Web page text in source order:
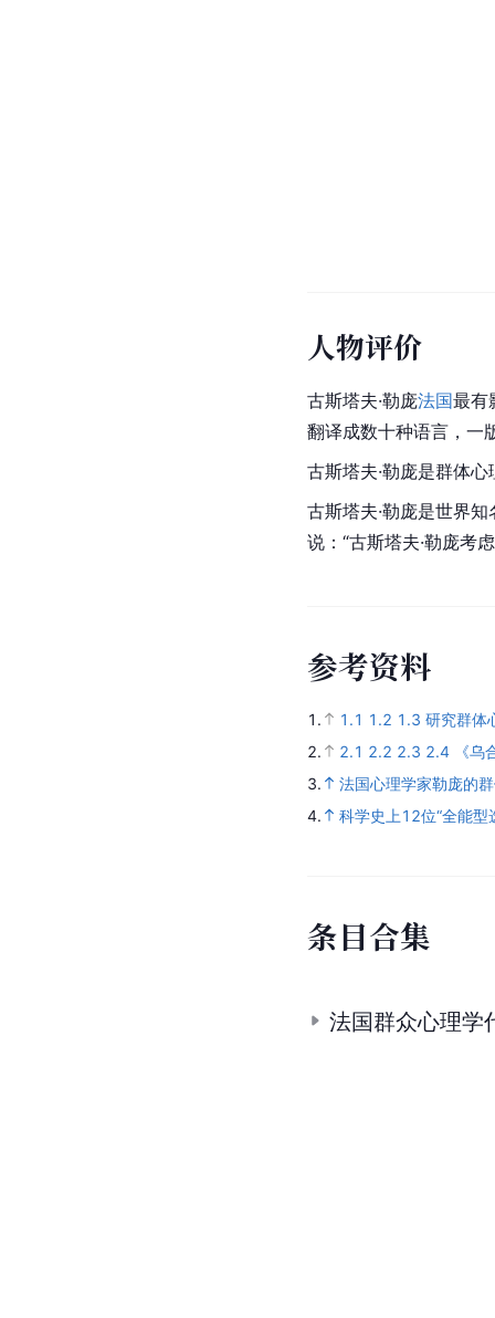
人物评价
古斯塔夫·勒庞法国最有
翻译成数十种语言，一
古斯塔夫·勒庞是群体
古斯塔夫·勒庞是世界
说：“古斯塔夫·勒庞考
参考资料
1. 1.1 1.2 1.3 研究群体
2.
2.1 2.2 2.3 2.4
《乌
3.
法国心理学家勒庞的
4.
科学史上12位“全能型
条目合集
法国群众心理学